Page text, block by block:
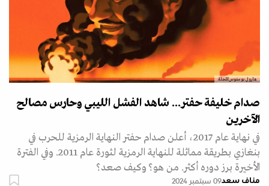
هارول بوستوس/المجلة
صدام خليفة حفتر... شاهد الفشل الليبي وحارس مصالح
الآخرين
في نهاية عام 2017، أعلن صدام حفتر النهاية الرمزية للحرب في
بنغازي بطريقة مماثلة للنهاية الرمزية لثورة عام 2011. وفي الفترة
الأخيرة برز دوره أكثر. من هو؟ وكيف صعد؟
مناف سعد09 سبتمبر 2024